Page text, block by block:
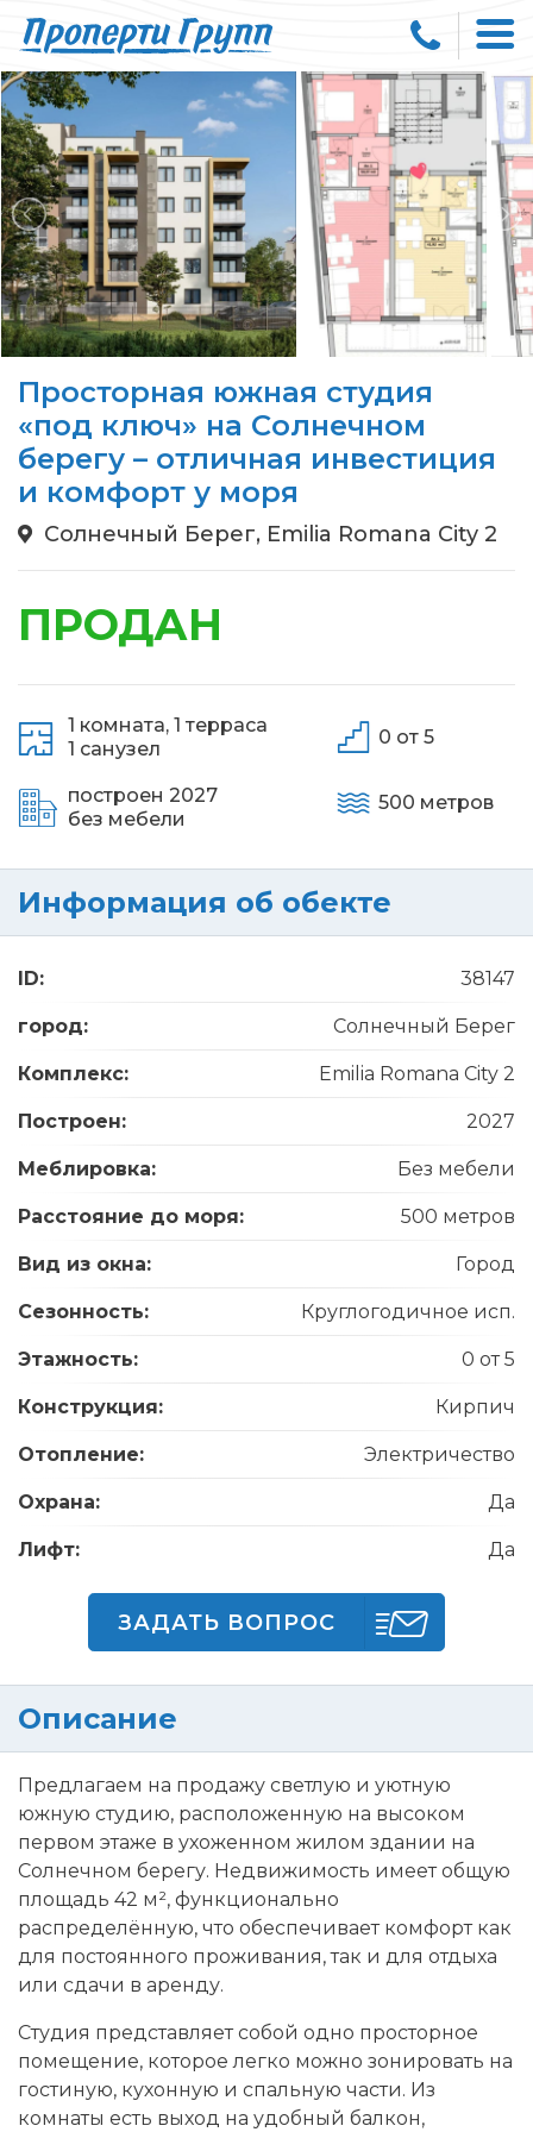
Просторная южная студия
«под ключ» на Солнечном
берегу – отличная инвестиция
и комфорт у моря
Солнечный Берег, Emilia Romana City 2
ПРОДАН
1 комната, 1 терраса
1 санузел
построен 2027
без мебели
0 от 5
500 метров
Информация об обекте
ID: 38147
город: Солнечный Берег
Комплекс: Emilia Romana City 2
Построен: 2027
Меблировка: Без мебели
Расстояние до моря: 500 метров
Вид из окна: Город
Сезонность: Круглогодичное исп.
Этажность: 0 от 5
Конструкция: Кирпич
Отопление: Электричество
Охрана: Да
Лифт: Да
ЗАДАТЬ ВОПРОС
Описание
Предлагаем на продажу светлую и уютную
южную студию, расположенную на высоком
первом этаже в ухоженном жилом здании на
Солнечном берегу. Недвижимость имеет общую
площадь 42 м², функционально
распределённую, что обеспечивает комфорт как
для постоянного проживания, так и для отдыха
или сдачи в аренду.
Студия представляет собой одно просторное
помещение, которое легко можно зонировать на
гостиную, кухонную и спальную части. Из
комнаты есть выход на удобный балкон,